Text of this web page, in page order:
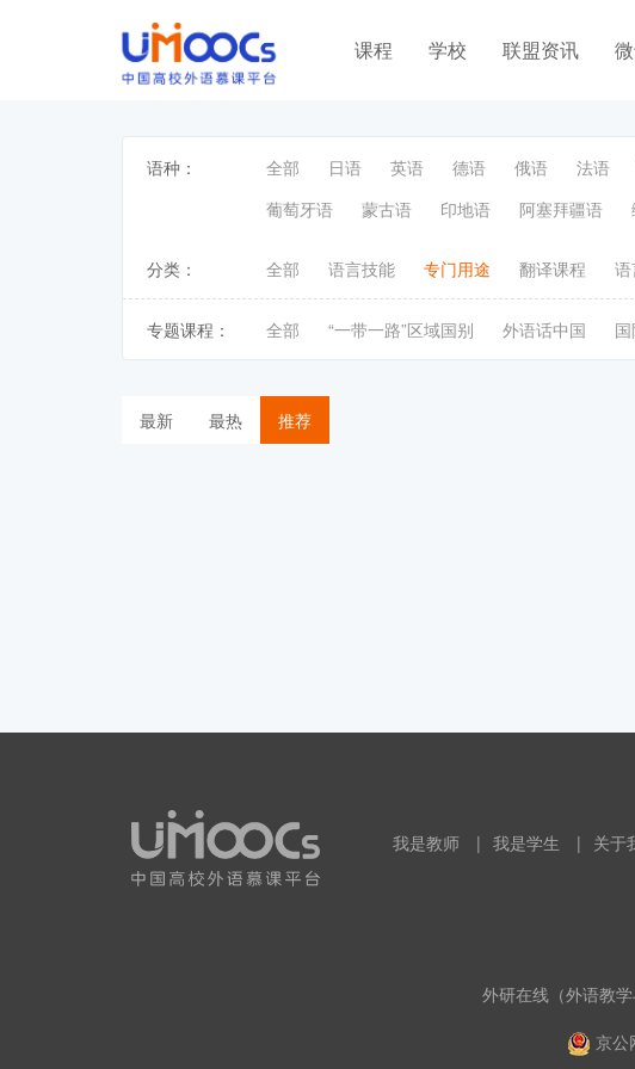
课程 学校 联盟资讯
语种： 全部 日语 英语 德语 俄语 法语
葡萄牙语
蒙古语 印地语 阿塞拜疆语
分类： 全部 语言技能 专门用途 翻译课程
专题课程： 全部 “一带一路”区域国别 外语话中国
最新 最热 推荐
我是教师 | 我是学生 | 关于
外研在线（外语教
京